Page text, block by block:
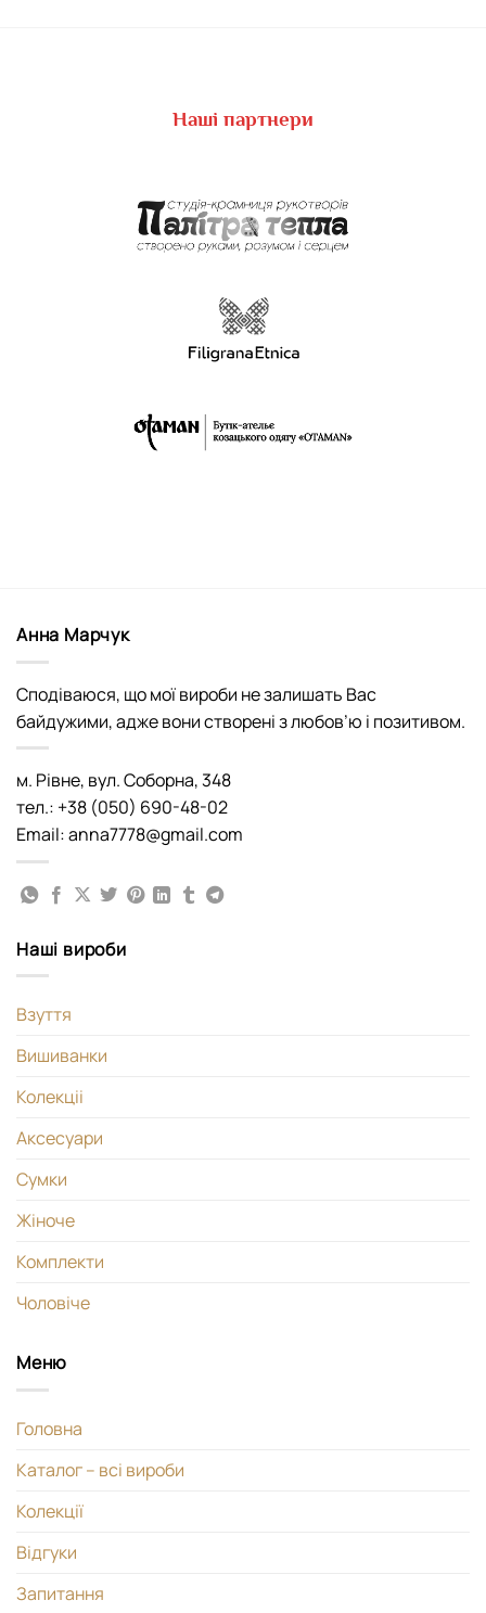
Наші партнери
Анна Марчук
Сподіваюся, що мої вироби не залишать Вас
байдужими, адже вони створені з любов’ю і позитивом.
м. Рівне, вул. Соборна, 348
тел.: +38 (050) 690-48-02
Email: anna7778@gmail.com
Наші вироби
Взуття
Вишиванки
Колекціі
Аксесуари
Сумки
Жіноче
Комплекти
Чоловіче
Меню
Головна
Каталог – всі вироби
Колекції
Відгуки
Запитання